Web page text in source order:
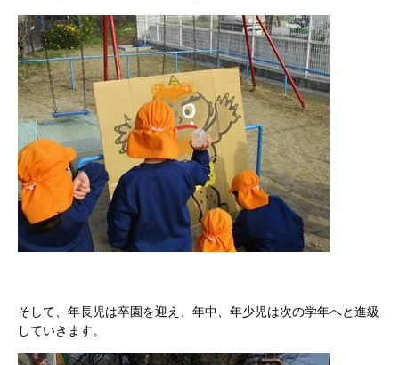
そして、年長児は卒園を迎え、年中、年少児は次の学年へと進級
していきます。